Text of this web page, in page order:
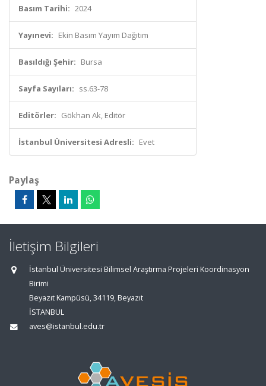
Basım Tarihi: 2024
Yayınevi: Ekin Basım Yayım Dağıtım
Basıldığı Şehir: Bursa
Sayfa Sayıları: ss.63-78
Editörler: Gökhan Ak, Editör
İstanbul Üniversitesi Adresli: Evet
Paylaş
İletişim Bilgileri
İstanbul Üniversitesi Bilimsel Araştırma Projeleri Koordinasyon
Birimi
Beyazıt Kampüsü, 34119, Beyazıt
İSTANBUL
aves@istanbul.edu.tr